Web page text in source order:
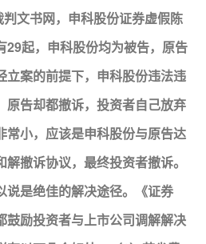
文书网，申科股份证券虚假陈
29起，申科股份均为被告，原告
立案的前提下，申科股份违法违
原告却都撤诉，投资者自己放弃
常小，应该是申科股份与原告达
撤诉协议，最终投资者撤诉。
说是绝佳的解决途径。《证券
鼓励投资者与上市公司调解解决